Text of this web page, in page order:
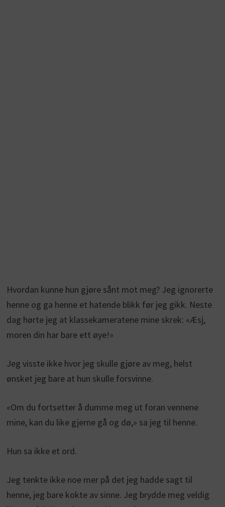
Hvordan kunne hun gjøre sånt mot meg? Jeg ignorerte
henne og ga henne et hatende blikk før jeg gikk. Neste
dag hørte jeg at klassekameratene mine skrek: «Æsj,
moren din har bare ett øye!»
Jeg visste ikke hvor jeg skulle gjøre av meg, helst
ønsket jeg bare at hun skulle forsvinne.
«Om du fortsetter å dumme meg ut foran vennene
mine, kan du like gjerne gå og dø,» sa jeg til henne.
Hun sa ikke et ord.
Jeg tenkte ikke noe mer på det jeg hadde sagt til
henne, jeg bare kokte av sinne. Jeg brydde meg veldig